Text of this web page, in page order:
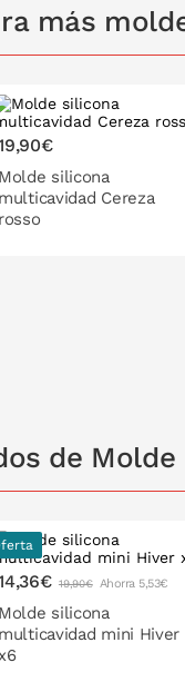
más
Molde silicona
multicavidad Cereza
rosso
de
19,90€ Ahorra 5,53€
Molde silicona
multicavidad mini Hiver